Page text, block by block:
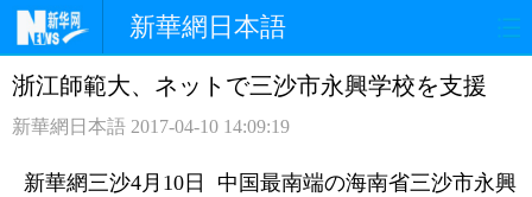
新華網日本語
ホームページ 政治 経済
浙江師範大、ネットで三沙市永興学校を支援
新華網日本語 2017-04-10 14:09:19
新華網三沙4月10日 中国最南端の海南省三沙市永興